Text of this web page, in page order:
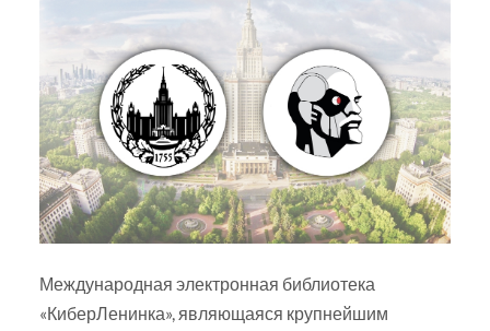
Международная электронная библиотека
«КиберЛенинка», являющаяся крупнейшим